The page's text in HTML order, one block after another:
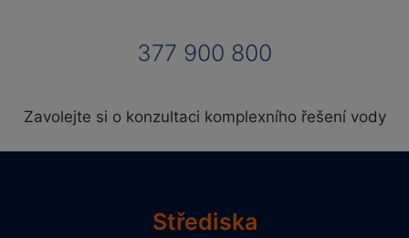
377 900 800
Zavolejte si o konzultaci komplexního řešení vody
Střediska